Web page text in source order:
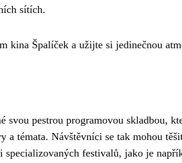
sítích.
kina Špalíček a užijte si jedinečnou
svou pestrou programovou skladbou,
a témata. Návštěvníci se tak mohou
specializovaných festivalů, jako je